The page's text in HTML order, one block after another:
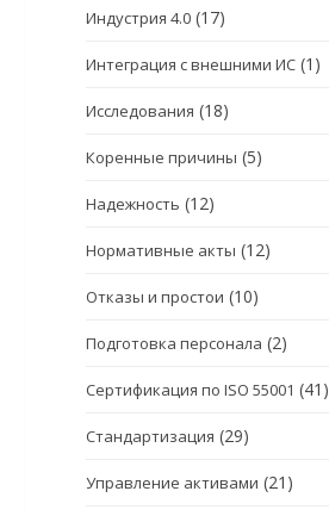
Индустрия 4.0 (17)
Интеграция с внешними ИС (1)
Исследования (18)
Коренные причины (5)
Надежность (12)
Нормативные акты (12)
Отказы и простои (10)
Подготовка персонала (2)
Сертификация по ISO 55001 (41)
Стандартизация (29)
Управление активами (21)